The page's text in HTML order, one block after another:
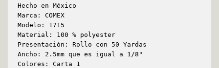
Hecho en México
Marca: COMEX
Modelo: 1715
Material: 100 % polyester
Presentación: Rollo con 50 Yardas
Ancho: 2.5mm que es igual a 1/8"
Colores: Carta 1